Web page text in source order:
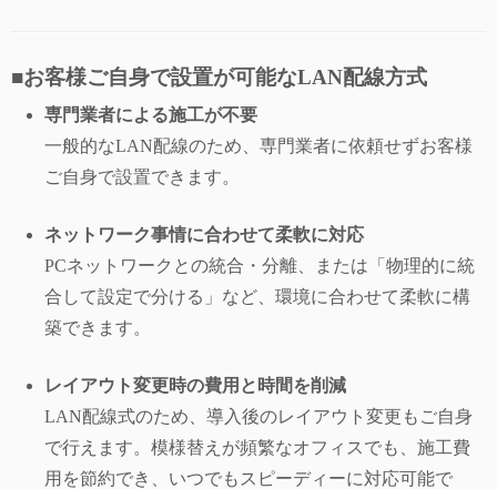
■お客様ご自身で設置が可能なLAN配線方式
専門業者による施工が不要
一般的なLAN配線のため、専門業者に依頼せずお客様
ご自身で設置できます。
ネットワーク事情に合わせて柔軟に対応
PCネットワークとの統合・分離、または「物理的に統
合して設定で分ける」など、環境に合わせて柔軟に構
築できます。
レイアウト変更時の費用と時間を削減
LAN配線式のため、導入後のレイアウト変更もご自身
で行えます。模様替えが頻繁なオフィスでも、施工費
用を節約でき、いつでもスピーディーに対応可能で